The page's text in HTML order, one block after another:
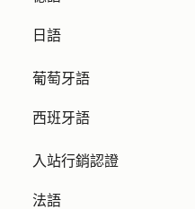
日語
葡萄牙語
西班牙語
入站行銷認證
法語